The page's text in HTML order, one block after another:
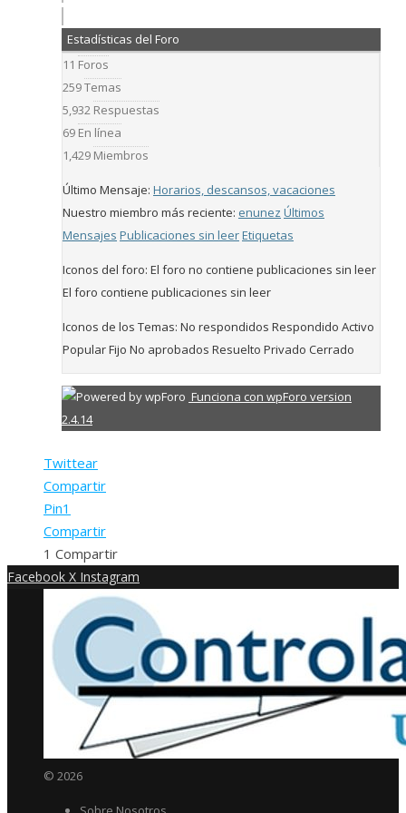
Estadísticas del Foro
11 Foros
259Temas
5,932 Respuestas
69 En línea
1,429 Miembros
Último Mensaje: Horarios, descansos, vacaciones
Nuestro miembro más reciente: enunez Últimos
Mensajes Publicaciones sin leerEtiquetas
Iconos del foro: El foro no contiene publicaciones sin leer
El foro contiene publicaciones sin leer
Iconos de los Temas: No respondidos Respondido Activo
PopularFijo No aprobados Resuelto Privado Cerrado
Funciona con wpForo version
2.4.14
Twittear
Compartir
Pin1
Compartir
1 Compartir
Facebook X Instagram
© 2026